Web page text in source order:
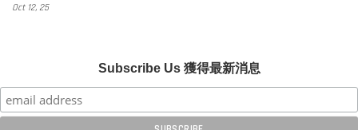
Oct 12, 25
Subscribe Us 獲得最新消息